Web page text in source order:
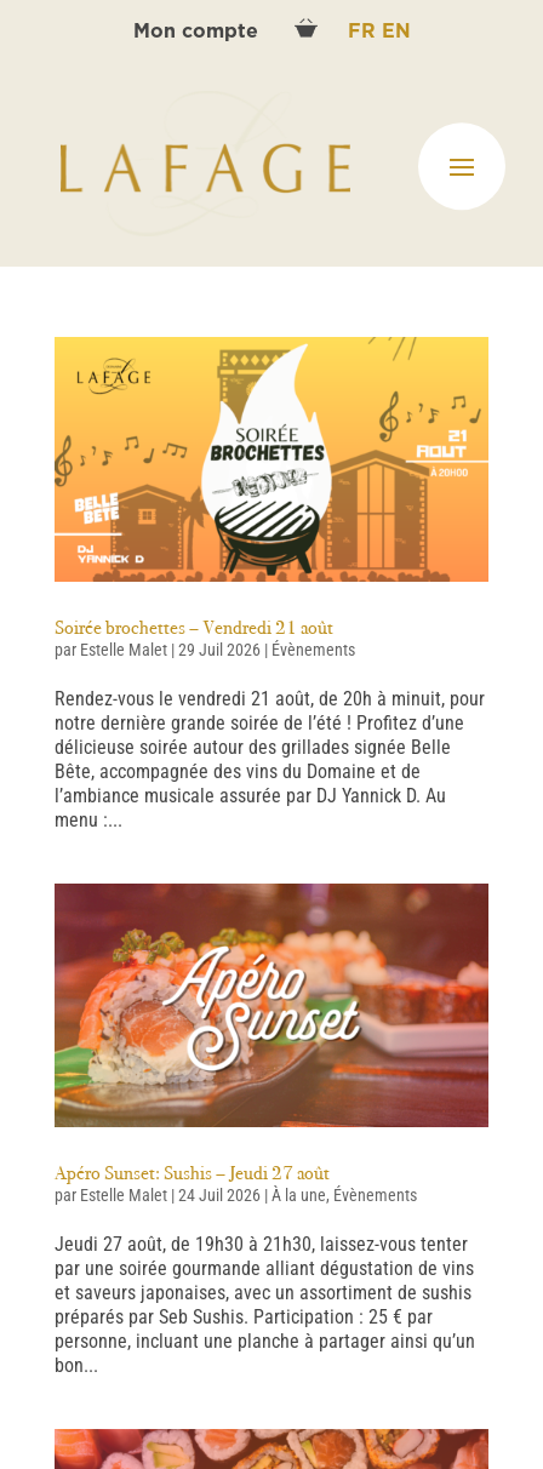
Mon compte FR EN
Soirée brochettes – Vendredi 21 août
par Estelle Malet|29 Juil 2026| Évènements
Rendez-vous le vendredi 21 août, de 20h à minuit, pour
notre dernière grande soirée de l’été ! Profitez d’une
délicieuse soirée autour des grillades signée Belle
Bête, accompagnée des vins du Domaine et de
l’ambiance musicale assurée par DJ Yannick D. Au
menu :...
Apéro Sunset: Sushis – Jeudi 27 août
par Estelle Malet|24 Juil 2026|À la une, Évènements
Jeudi 27 août, de 19h30 à 21h30, laissez-vous tenter
par une soirée gourmande alliant dégustation de vins
et saveurs japonaises, avec un assortiment de sushis
préparés par Seb Sushis. Participation : 25 € par
personne, incluant une planche à partager ainsi qu’un
bon...